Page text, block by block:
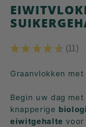
★ ★ ★ ★ ★ 11
11
Graanvlokken
Begin uw dag
knapperige
eiwitgehalte voor